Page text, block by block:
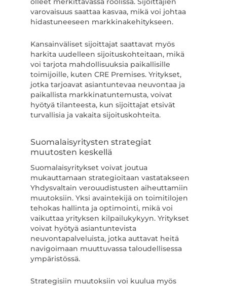
varovaisuus saattaa kasvaa, mikä voi johtaa
hidastuneeseen markkinakehitykseen.
Kansainväliset sijoittajat saattavat myös
harkita uudelleen sijoituskohteitaan, mikä
voi tarjota mahdollisuuksia paikallisille
toimijoille, kuten CRE Premises. Yritykset,
jotka tarjoavat asiantuntevaa neuvontaa ja
paikallista markkinatuntemusta, voivat
hyötyä tilanteesta, kun sijoittajat etsivät
turvallisia ja vakaita sijoituskohteita.
Suomalaisyritysten strategiat
muutosten keskellä
Suomalaisyritykset voivat joutua
mukauttamaan strategioitaan vastatakseen
Yhdysvaltain verouudistusten aiheuttamiin
muutoksiin. Yksi avaintekijä on toimitilojen
tehokas hallinta ja optimointi, mikä voi
vaikuttaa yrityksen kilpailukykyyn. Yritykset
voivat hyötyä asiantuntevista
neuvontapalveluista, jotka auttavat heitä
navigoimaan muuttuvassa taloudellisessa
ympäristössä.
Strategisiin muutoksiin voi kuulua myös